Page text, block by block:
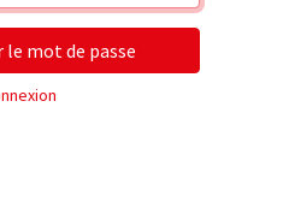
mot de passe